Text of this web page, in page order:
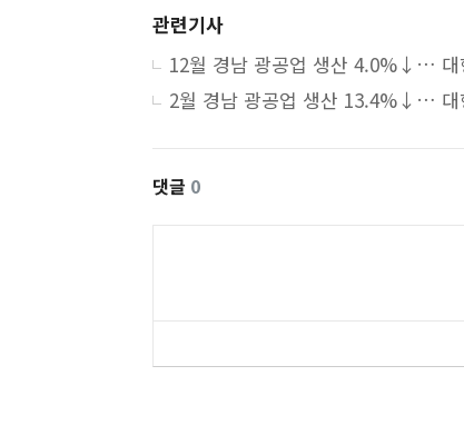
관련기사
댓글 0